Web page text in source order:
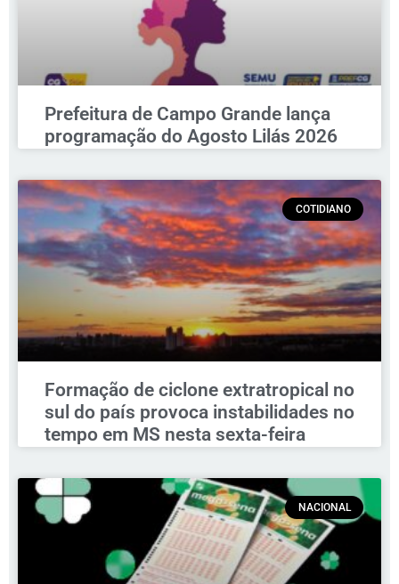
Prefeitura de Campo Grande lança
programação do Agosto Lilás 2026
COTIDIANO
Formação de ciclone extratropical no
sul do país provoca instabilidades no
tempo em MS nesta sexta-feira
NACIONAL